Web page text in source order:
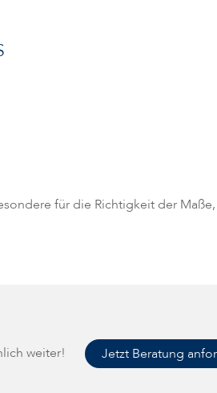
für die Richtigkeit der
weiter! Jetzt Beratung